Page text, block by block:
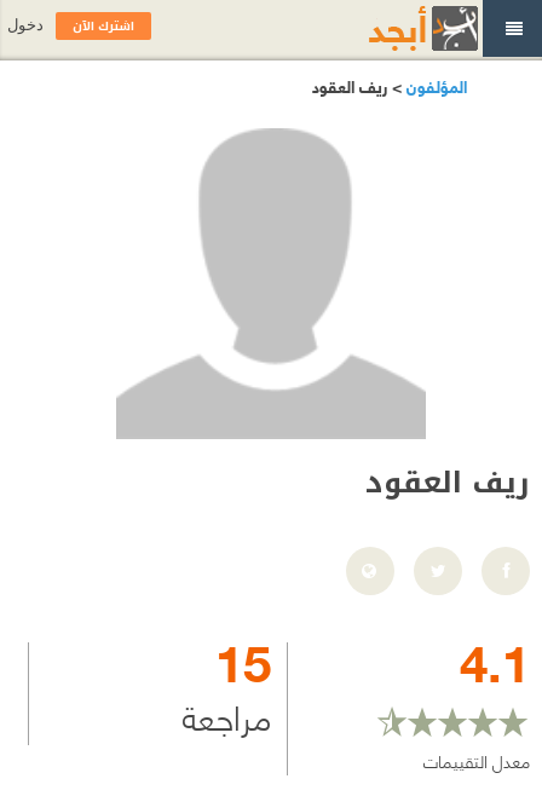
المؤلفون> ريف العقود
ريف العقود
4.1
معدل التقييمات
15
مراجعة
اشترك الآن دخول